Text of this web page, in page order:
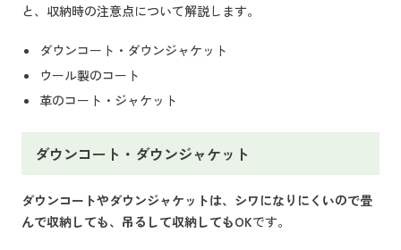
と、収納時の注意点について解説します。
ダウンコート・ダウンジャケット
ウール製のコート
革のコート・ジャケット
ダウンコート・ダウンジャケット
ダウンコートやダウンジャケットは、シワになりにくいので畳
んで収納しても、吊るして収納してもOKです。